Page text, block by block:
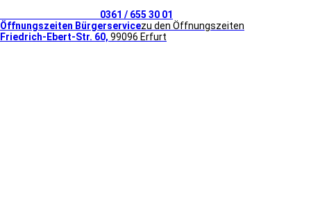
0361 / 655 30 01
Öffnungszeiten Bürgerservicezu den Öffnungszeiten
Friedrich-Ebert-Str. 60, 99096 Erfurt